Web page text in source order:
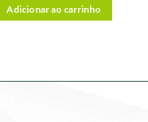
Adicionar ao carrinho